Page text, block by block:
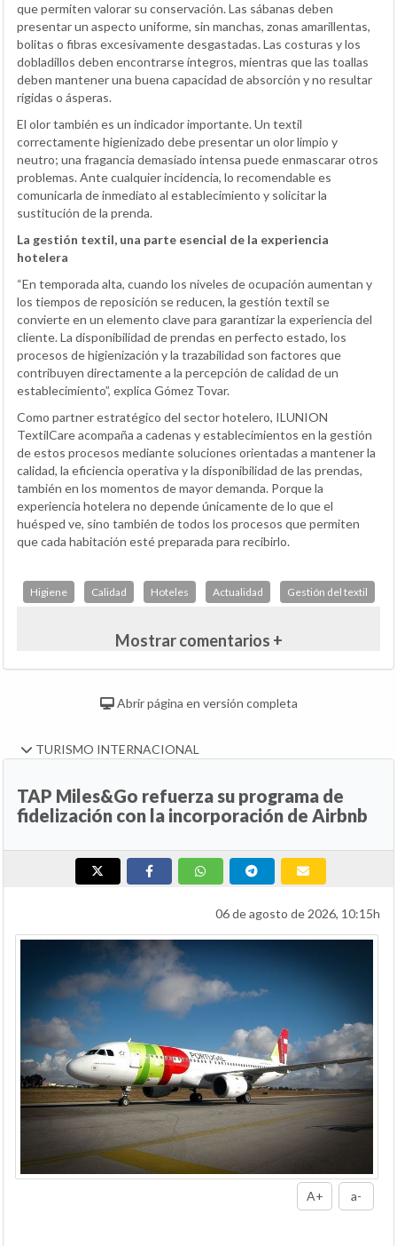
que permiten valorar su conservación. Las sábanas deben
presentar un aspecto uniforme, sin manchas, zonas amarillentas,
bolitas o fibras excesivamente desgastadas. Las costuras y los
dobladillos deben encontrarse íntegros, mientras que las toallas
deben mantener una buena capacidad de absorción y no resultar
rígidas o ásperas.
El olor también es un indicador importante. Un textil
correctamente higienizado debe presentar un olor limpio y
neutro; una fragancia demasiado intensa puede enmascarar otros
problemas. Ante cualquier incidencia, lo recomendable es
comunicarla de inmediato al establecimiento y solicitar la
sustitución de la prenda.
La gestión textil, una parte esencial de la experiencia
hotelera
“En temporada alta, cuando los niveles de ocupación aumentan y
los tiempos de reposición se reducen, la gestión textil se
convierte en un elemento clave para garantizar la experiencia del
cliente. La disponibilidad de prendas en perfecto estado, los
procesos de higienización y la trazabilidad son factores que
contribuyen directamente a la percepción de calidad de un
establecimiento”, explica Gómez Tovar.
Como partner estratégico del sector hotelero, ILUNION
TextilCare acompaña a cadenas y establecimientos en la gestión
de estos procesos mediante soluciones orientadas a mantener la
calidad, la eficiencia operativa y la disponibilidad de las prendas,
también en los momentos de mayor demanda. Porque la
experiencia hotelera no depende únicamente de lo que el
huésped ve, sino también de todos los procesos que permiten
que cada habitación esté preparada para recibirlo.
Higiene Calidad Hoteles Actualidad Gestión del textil
Mostrar comentarios +
Abrir página en versión completa
TURISMO INTERNACIONAL
TAP Miles&Go refuerza su programa de
fidelización con la incorporación de Airbnb
06 de agosto de 2026, 10:15h
A+ a-